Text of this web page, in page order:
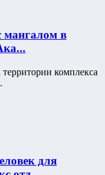
мангалом в
комплекса
для